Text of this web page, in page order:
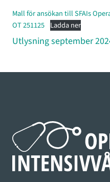
Mall för ansökan till SFAIs
OT 251125 Ladda ner
Utlysning september